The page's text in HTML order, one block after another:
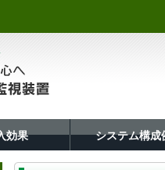
効果 システム構成